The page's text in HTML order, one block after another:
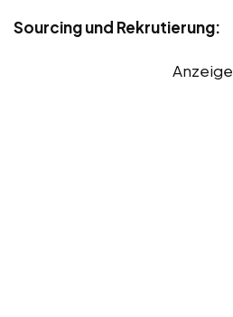
Sourcing und Rekrutierung:
Anzeige